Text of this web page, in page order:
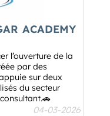
ACADEMY
l’ouverture de la
par des
sur deux
du secteur
04-03-2026